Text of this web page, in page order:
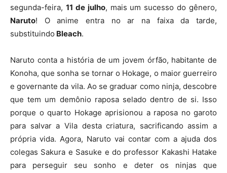
segunda-feira, 11 de julho, mais um sucesso do gênero,
Naruto! O anime entra no ar na faixa da tarde,
substituindo Bleach.
Naruto conta a história de um jovem órfão, habitante de
Konoha, que sonha se tornar o Hokage, o maior guerreiro
e governante da vila. Ao se graduar como ninja, descobre
que tem um demônio raposa selado dentro de si. Isso
porque o quarto Hokage aprisionou a raposa no garoto
para salvar a Vila desta criatura, sacrificando assim a
própria vida. Agora, Naruto vai contar com a ajuda dos
colegas Sakura e Sasuke e do professor Kakashi Hatake
para perseguir seu sonho e deter os ninjas que